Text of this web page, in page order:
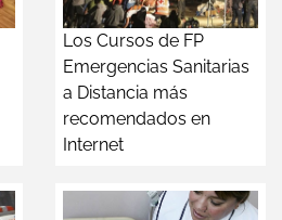
Los Cursos de FP
Emergencias Sanitarias
a Distancia más
recomendados en
Internet